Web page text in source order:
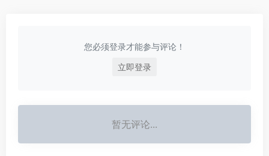
您必须登录才能参与评论！
立即登录
暂无评论...